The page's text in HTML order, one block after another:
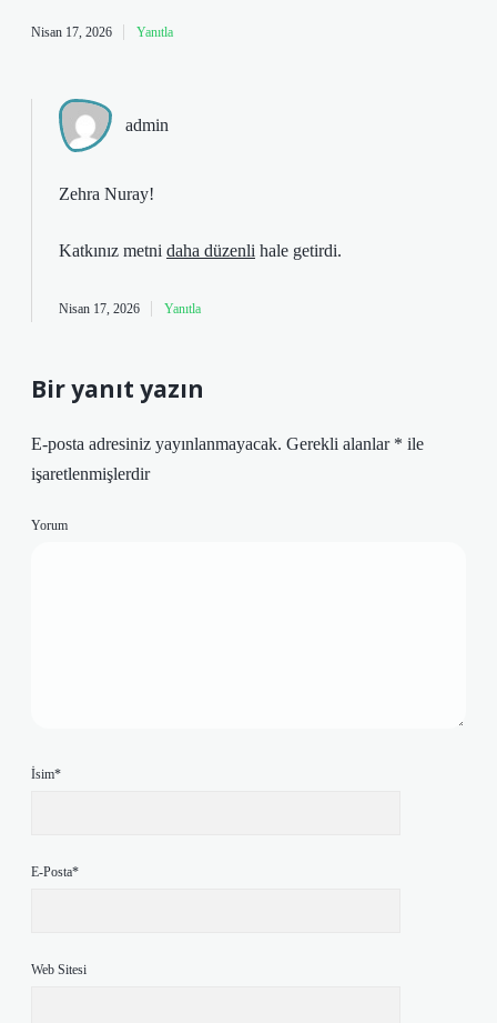
Nisan 17, 2026 Yanıtla
admin
Zehra Nuray!
Katkınız metni daha düzenli hale getirdi.
Nisan 17, 2026 Yanıtla
Bir yanıt yazın
E-posta adresiniz yayınlanmayacak. Gerekli alanlar * ile
işaretlenmişlerdir
Yorum
İsim*
E-Posta*
Web Sitesi